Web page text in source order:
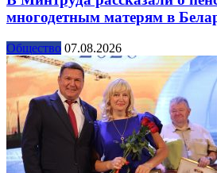
многодетным матерям в
Общество 07.08.2026